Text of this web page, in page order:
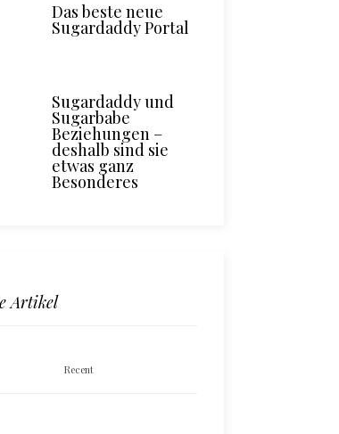
Das beste neue
Sugardaddy Portal
Sugardaddy und
Sugarbabe
Beziehungen –
deshalb sind sie
etwas ganz
Besonderes
Artikel
Recent